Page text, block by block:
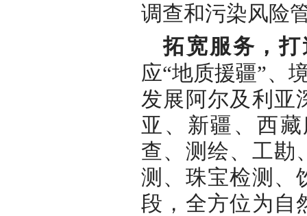
调查和污染风险
拓宽服务，
应“地质援疆”、
发展阿尔及利亚
亚、新疆、西
查、测绘、工勘
测、珠宝检测、
段，全方位为自